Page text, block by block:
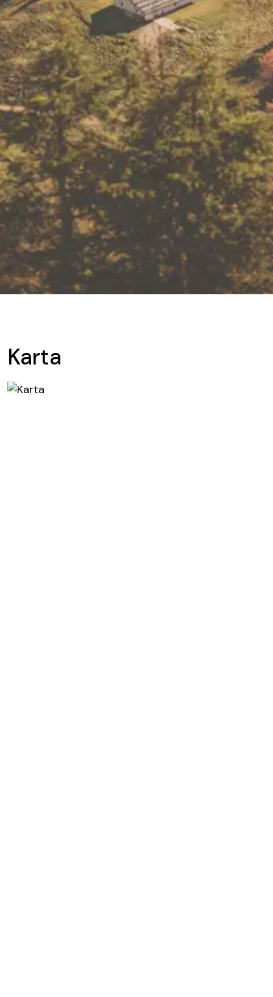
Karta